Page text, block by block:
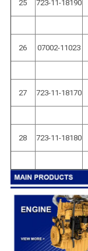
25 723-11-18190
26 07002-11023
27 723-11-18170
28 723-11-18180